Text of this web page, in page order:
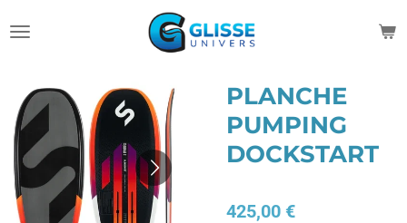
au
PLANCHE
PUMPING
DOCKSTART
425,00 €